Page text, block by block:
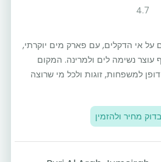
4.7
על אי הדקלים, עם פארק מים יוקרתי,
עוצר נשימה לים ולמרינה. המקום
למשפחות, זוגות ולכל מי שרוצה
מחיר ולהזמין